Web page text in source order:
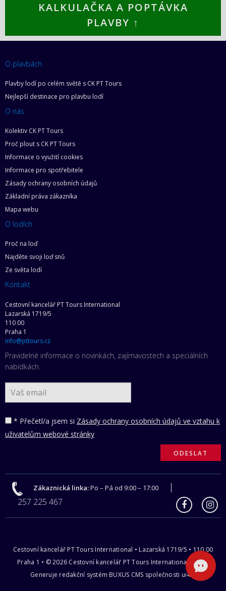
KALKULAČKA A POPTÁVKA
PLAVBY ↑
O plavbách
Plavby lodí po celém světě s CK PT Tours
Nejlepší destinace pro plavbu lodí
O nás
Kolektiv CK PT Tours
Proč plout s CK PT Tours
Informace o využití cookies
Informace pro spotřebitele
Zásady ochrany osobních údajů
Základní práva zákazníka
Mapa webu
O lodích
Proč na loď
Najděte svoji loď snů
Ze světa lodí
Kontakt
Cestovní kancelář PT Tours International
Lazarská 1719/5
110 00
Praha 1
info@pttours.cz
Pravidelné informace o novinkách, zajímavostech a speciálních
nabídkách.
* Přečetl/a jsem si Zásady ochrany osobních údajů ve vztahu k
uživatelům webové stránky
Zákaznická linka:Po – Pá od 9:00 – 17:00
257 225 467
Cestovní kancelář PT Tours International • Lazarská 1719/5 • 110 00
Praha 1 • © 2026 Cestovní kancelář PT Tours International s.r.o |
Generuje redakční systém BUXUS CMS společnosti ui42 .